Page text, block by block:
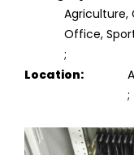
Agriculture,
Office,
Location